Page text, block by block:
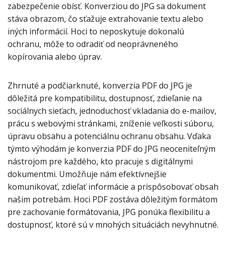
zabezpečenie obísť. Konverziou do JPG sa dokument
stáva obrazom, čo sťažuje extrahovanie textu alebo
iných informácií. Hoci to neposkytuje dokonalú
ochranu, môže to odradiť od neoprávneného
kopírovania alebo úprav.
Zhrnuté a podčiarknuté, konverzia PDF do JPG je
dôležitá pre kompatibilitu, dostupnosť, zdieľanie na
sociálnych sieťach, jednoduchosť vkladania do e-mailov,
prácu s webovými stránkami, zníženie veľkosti súboru,
úpravu obsahu a potenciálnu ochranu obsahu. Vďaka
týmto výhodám je konverzia PDF do JPG neoceniteľným
nástrojom pre každého, kto pracuje s digitálnymi
dokumentmi. Umožňuje nám efektívnejšie
komunikovať, zdieľať informácie a prispôsobovať obsah
našim potrebám. Hoci PDF zostáva dôležitým formátom
pre zachovanie formátovania, JPG ponúka flexibilitu a
dostupnosť, ktoré sú v mnohých situáciách nevyhnutné.